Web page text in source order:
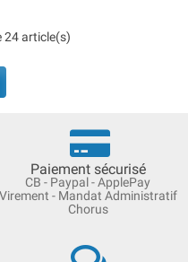
24 article(s)
Paiement sécurisé
CB - Paypal - ApplePay
Virement - Mandat Administratif
Chorus